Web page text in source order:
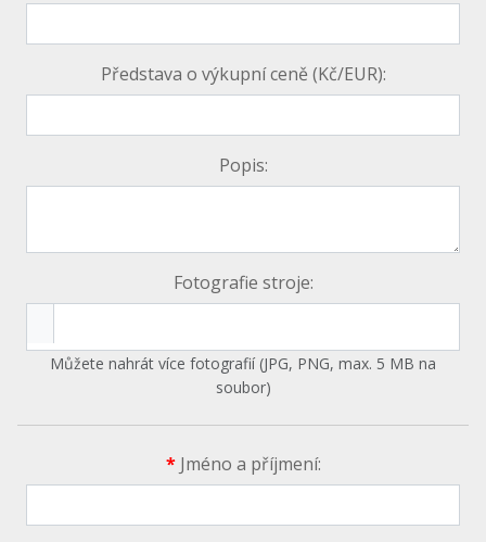
Představa o výkupní ceně (Kč/EUR):
Popis:
Fotografie stroje:
Můžete nahrát více fotografií (JPG, PNG, max. 5 MB na
soubor)
*Jméno a příjmení: